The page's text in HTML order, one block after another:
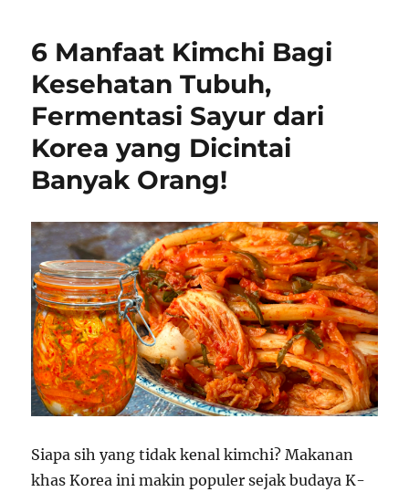
6 Manfaat Kimchi Bagi
Kesehatan Tubuh,
Fermentasi Sayur dari
Korea yang Dicintai
Banyak Orang!
Siapa sih yang tidak kenal kimchi? Makanan
khas Korea ini makin populer sejak budaya K-